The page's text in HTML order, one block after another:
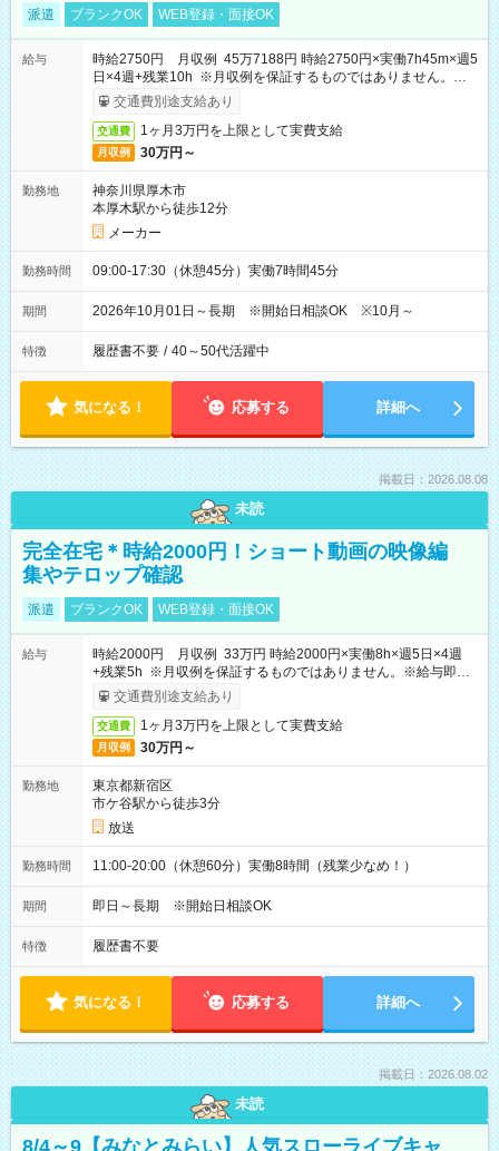
派遣 ブランクOK WEB登録・面接OK
給与
時給2750円 月収例 45万7188円 時給2750円×実働7h45m×週5
日×4週+残業10h ※月収例を保証するものではありません。※給
与即受取りサービス利用可（利用条件有）
交通費別途支給あり
交通費 1ヶ月3万円を上限として実費支給
月収例 30万円～
勤務地
神奈川県厚木市
本厚木駅から徒歩12分
メーカー
勤務時間 09:00-17:30（休憩45分）実働7時間45分
期間 2026年10月01日～長期 ※開始日相談OK ※10月～
特徴 履歴書不要 / 40～50代活躍中
気になる！ 応募する 詳細へ
掲載日：2026.08.08
未読
完全在宅＊時給2000円！ショート動画の映像編
集やテロップ確認
派遣 ブランクOK WEB登録・面接OK
給与
時給2000円 月収例 33万円 時給2000円×実働8h×週5日×4週
+残業5h ※月収例を保証するものではありません。※給与即受
取りサービス利用可（利用条件有）
交通費別途支給あり
交通費 1ヶ月3万円を上限として実費支給
月収例 30万円～
勤務地
東京都新宿区
市ケ谷駅から徒歩3分
放送
勤務時間 11:00-20:00（休憩60分）実働8時間（残業少なめ！）
期間 即日～長期 ※開始日相談OK
特徴 履歴書不要
気になる！ 応募する 詳細へ
掲載日：2026.08.02
未読
8/4～9【みなとみらい】人気スローライブキャ